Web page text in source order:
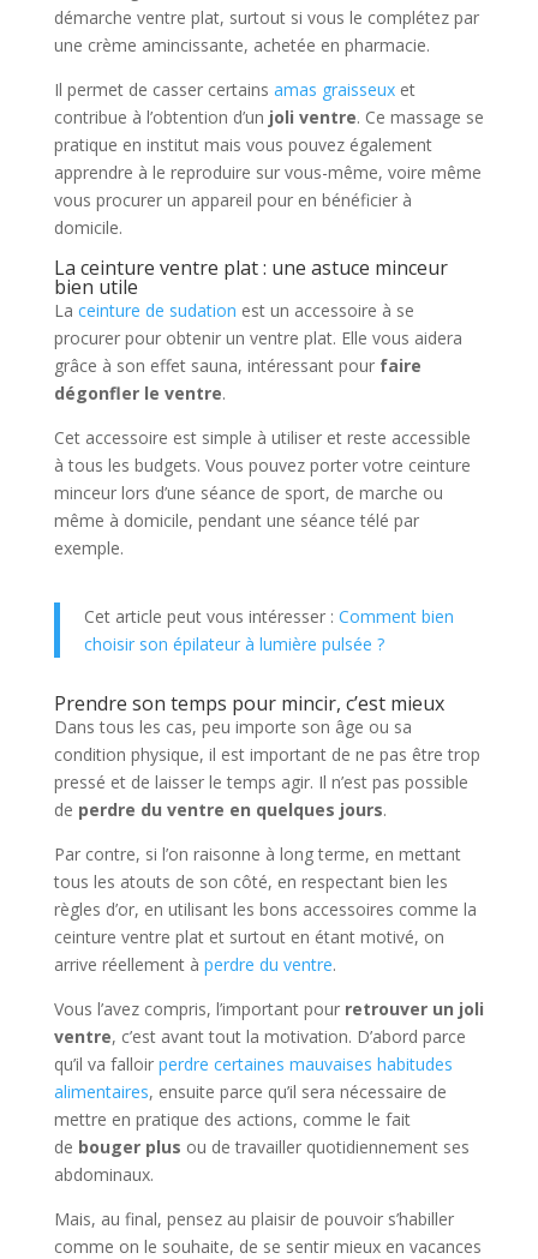
démarche ventre plat, surtout si vous le complétez par
une crème amincissante, achetée en pharmacie.
Il permet de casser certains amas graisseuxet
contribue à l’obtention d’un joli ventre. Ce massage se
pratique en institut mais vous pouvez également
apprendre à le reproduire sur vous-même, voire même
vous procurer un appareil pour en bénéficier à
domicile.
La ceinture ventre plat : une astuce minceur
bien utile
La ceinture de sudation est un accessoire à se
procurer pour obtenir un ventre plat. Elle vous aidera
grâce à son effet sauna, intéressant pour faire
dégonfler le ventre.
Cet accessoire est simple à utiliser et reste accessible
à tous les budgets. Vous pouvez porter votre ceinture
minceur lors d’une séance de sport, de marche ou
même à domicile, pendant une séance télé par
exemple.
Cet article peut vous intéresser : Comment bien
choisir son épilateur à lumière pulsée ?
Prendre son temps pour mincir, c’est mieux
Dans tous les cas, peu importe son âge ou sa
condition physique, il est important de ne pas être trop
pressé et de laisser le temps agir. Il n’est pas possible
de perdre du ventre en quelques jours.
Par contre, si l’on raisonne à long terme, en mettant
tous les atouts de son côté, en respectant bien les
règles d’or, en utilisant les bons accessoires comme la
ceinture ventre plat et surtout en étant motivé, on
arrive réellement à perdre du ventre.
Vous l’avez compris, l’important pour retrouver un joli
ventre, c’est avant tout la motivation. D’abord parce
qu’il va falloir perdre certaines mauvaises habitudes
alimentaires, ensuite parce qu’il sera nécessaire de
mettre en pratique des actions, comme le fait
de bougerplus ou de travailler quotidiennement ses
abdominaux.
Mais, au final, pensez au plaisir de pouvoir s’habiller
comme on le souhaite, de se sentir mieux en vacances